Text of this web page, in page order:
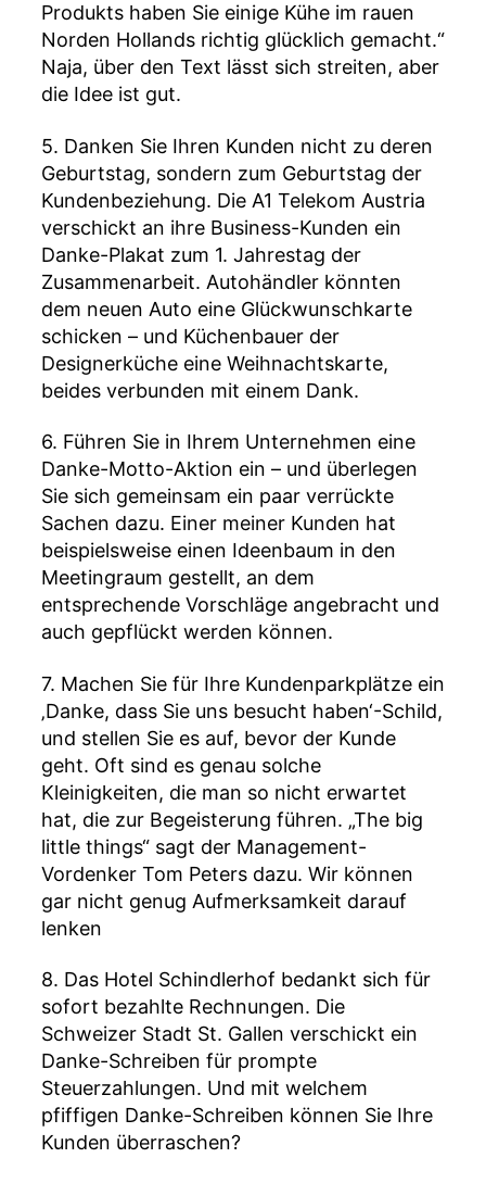
Produkts haben Sie einige Kühe im rauen
Norden Hollands richtig glücklich gemacht.“
Naja, über den Text lässt sich streiten, aber
die Idee ist gut.
5. Danken Sie Ihren Kunden nicht zu deren
Geburtstag, sondern zum Geburtstag der
Kundenbeziehung. Die A1 Telekom Austria
verschickt an ihre Business-Kunden ein
Danke-Plakat zum 1. Jahrestag der
Zusammenarbeit. Autohändler könnten
dem neuen Auto eine Glückwunschkarte
schicken – und Küchenbauer der
Designerküche eine Weihnachtskarte,
beides verbunden mit einem Dank.
6. Führen Sie in Ihrem Unternehmen eine
Danke-Motto-Aktion ein – und überlegen
Sie sich gemeinsam ein paar verrückte
Sachen dazu. Einer meiner Kunden hat
beispielsweise einen Ideenbaum in den
Meetingraum gestellt, an dem
entsprechende Vorschläge angebracht und
auch gepflückt werden können.
7. Machen Sie für Ihre Kundenparkplätze ein
‚Danke, dass Sie uns besucht haben‘-Schild,
und stellen Sie es auf, bevor der Kunde
geht. Oft sind es genau solche
Kleinigkeiten, die man so nicht erwartet
hat, die zur Begeisterung führen. „The big
little things“ sagt der Management-
Vordenker Tom Peters dazu. Wir können
gar nicht genug Aufmerksamkeit darauf
lenken
8. Das Hotel Schindlerhof bedankt sich für
sofort bezahlte Rechnungen. Die
Schweizer Stadt St. Gallen verschickt ein
Danke-Schreiben für prompte
Steuerzahlungen. Und mit welchem
pfiffigen Danke-Schreiben können Sie Ihre
Kunden überraschen?